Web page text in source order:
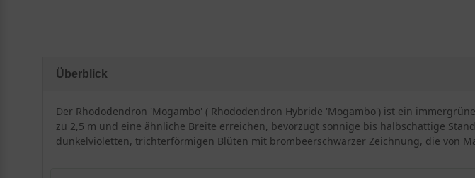
Überblick
Der Rhododendron 'Mogambo' ( Rhododendron Hybride 'Mogambo') ist ein
zu 2,5 m und eine ähnliche Breite erreichen, bevorzugt sonnige bis halbschattige
dunkelvioletten, trichterförmigen Blüten mit brombeerschwarzer Zeichnung, die von